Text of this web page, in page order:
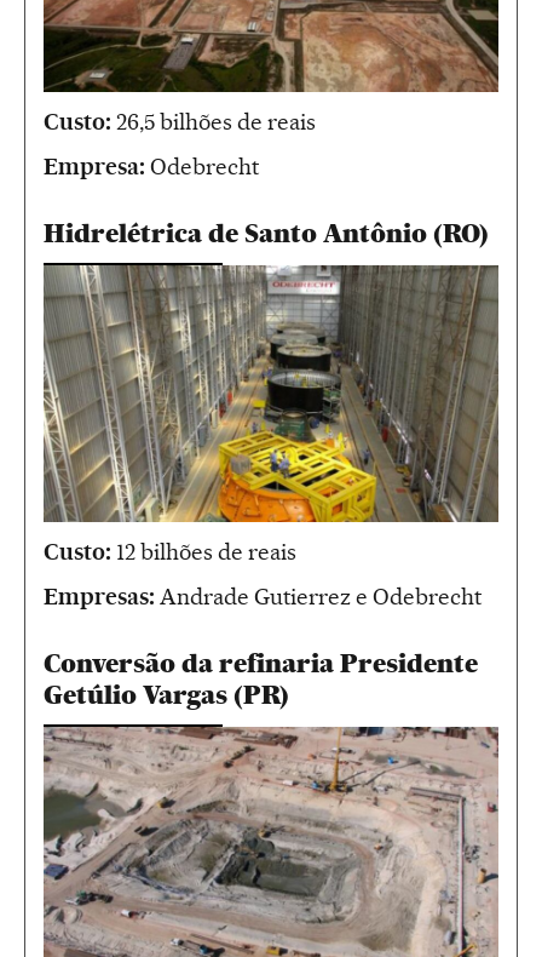
Custo: 26,5 bilhões de reais
Empresa: Odebrecht
Hidrelétrica de Santo Antônio (RO)
Custo: 12 bilhões de reais
Empresas: Andrade Gutierrez e Odebrecht
Conversão da refinaria Presidente
Getúlio Vargas (PR)